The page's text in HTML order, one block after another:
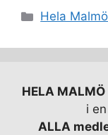
Kategorier
Hela Malmö
HELA MALMÖ
i
ALLA